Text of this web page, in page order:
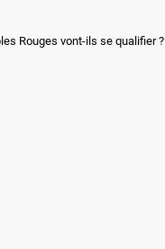
Rouges vont-ils se qualifier ?